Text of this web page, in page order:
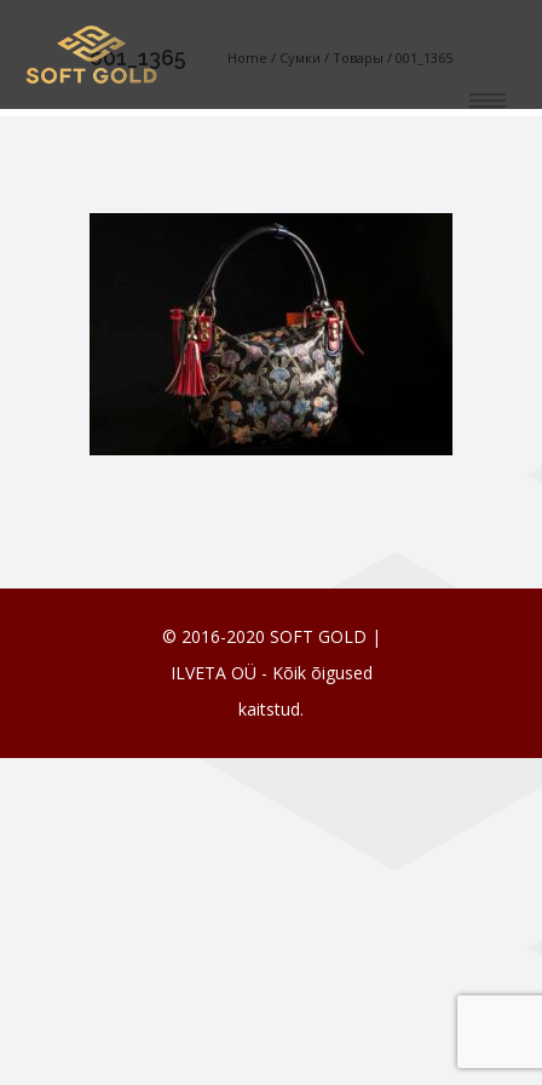
001_1365 Home / Сумки / Товары / 001_1365
© 2016-2020 SOFT GOLD |
ILVETA OÜ - Kõik õigused
kaitstud.